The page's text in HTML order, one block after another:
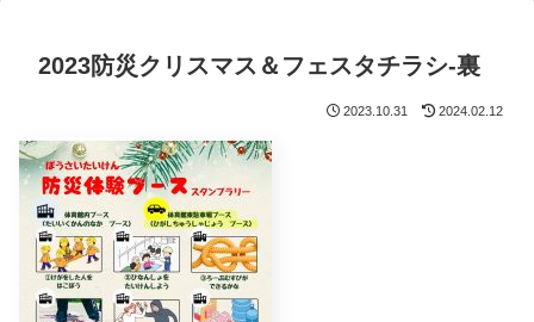
2023防災クリスマス＆フェスタチラシ-裏
2023.10.31 2024.02.12